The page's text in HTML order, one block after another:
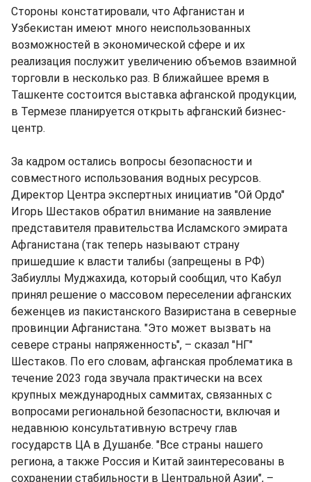
Стороны констатировали, что Афганистан и
Узбекистан имеют много неиспользованных
возможностей в экономической сфере и их
реализация послужит увеличению объемов взаимной
торговли в несколько раз. В ближайшее время в
Ташкенте состоится выставка афганской продукции,
в Термезе планируется открыть афганский бизнес-
центр.
За кадром остались вопросы безопасности и
совместного использования водных ресурсов.
Директор Центра экспертных инициатив "Ой Ордо"
Игорь Шестаков обратил внимание на заявление
представителя правительства Исламского эмирата
Афганистана (так теперь называют страну
пришедшие к власти талибы (запрещены в РФ)
Забиуллы Муджахида, который сообщил, что Кабул
принял решение о массовом переселении афганских
беженцев из пакистанского Вазиристана в северные
провинции Афганистана. "Это может вызвать на
севере страны напряженность", – сказал "НГ"
Шестаков. По его словам, афганская проблематика в
течение 2023 года звучала практически на всех
крупных международных саммитах, связанных с
вопросами региональной безопасности, включая и
недавнюю консультативную встречу глав
государств ЦА в Душанбе. "Все страны нашего
региона, а также Россия и Китай заинтересованы в
сохранении стабильности в Центральной Азии", –